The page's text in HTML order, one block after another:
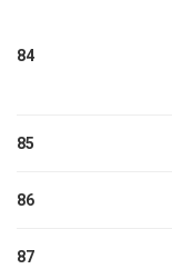
84
85
86
87